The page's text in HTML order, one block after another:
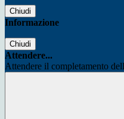
Chiudi
Informazione
Chiudi
Attendere...
Attendere il completamento